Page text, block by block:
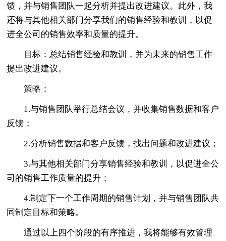
馈，并与销售团队一起分析并提出改进建议。此外，我
还将与其他相关部门分享我们的销售经验和教训，以促
进全公司的销售效率和质量的提升。
目标：总结销售经验和教训，并为未来的销售工作
提出改进建议。
策略：
1.与销售团队举行总结会议，并收集销售数据和客户
反馈；
2.分析销售数据和客户反馈，找出问题和改进建议；
3.与其他相关部门分享销售经验和教训，以促进全公
司的销售工作质量的提升；
4.制定下一个工作周期的销售计划，并与销售团队共
同制定目标和策略。
通过以上四个阶段的有序推进，我将能够有效管理